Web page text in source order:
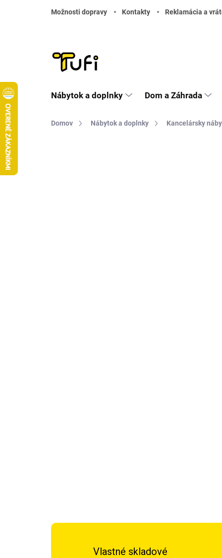
Možnosti dopravy
Kontakty Reklamácia a
Nábytok a doplnky Dom a Záhrada
Domov Nábytok a doplnky Kancelársky
Vlastné skladové